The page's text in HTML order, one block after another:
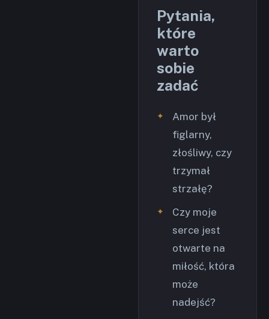
Pytania,
które
warto
sobie
zadać
Amor był
figlarny,
złośliwy, czy
trzymał
strzałę?
Czy moje
serce jest
otwarte na
miłość, która
może
nadejść?